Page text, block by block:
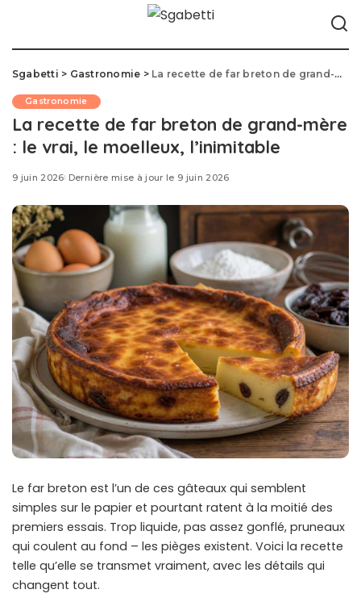
Sgabetti > Gastronomie > La recette de far breton de grand-mère : le vrai, le moelleux, l’inimitable
Gastronomie
La recette de far breton de grand-mère
: le vrai, le moelleux, l’inimitable
9 juin 2026 Dernière mise à jour le 9 juin 2026
Le far breton est l’un de ces gâteaux qui semblent
simples sur le papier et pourtant ratent à la moitié des
premiers essais. Trop liquide, pas assez gonflé, pruneaux
qui coulent au fond – les pièges existent. Voici la recette
telle qu’elle se transmet vraiment, avec les détails qui
changent tout.